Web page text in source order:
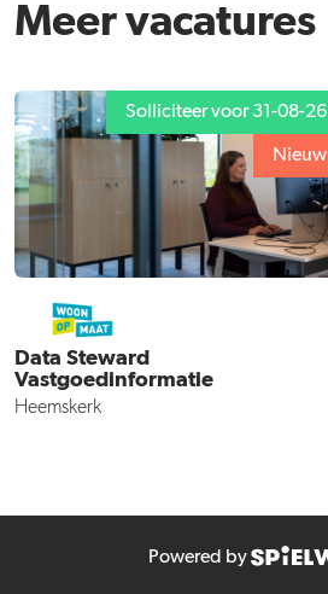
Meer vacatures
Solliciteer voor 31-08-26
Nieuw
Data Steward
Vastgoedinformatie
Heemskerk
Powered by